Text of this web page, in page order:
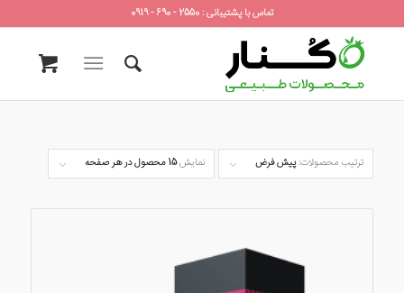
تماس با پشتیبانی : 2550 - 690 - 0919
ترتیب محصولات:پیش فرض نمایش15 محصول در هر صفحه